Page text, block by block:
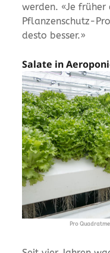
werden. «Je früher
Pflanzenschutz-
desto besser.»
Salate in
Pro